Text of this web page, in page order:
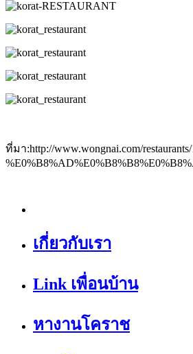
ที่มา:http://www.wongnai.com/
เกี่ยวกับเรา
Link เพื่อนบ้าน
หางานโคราช